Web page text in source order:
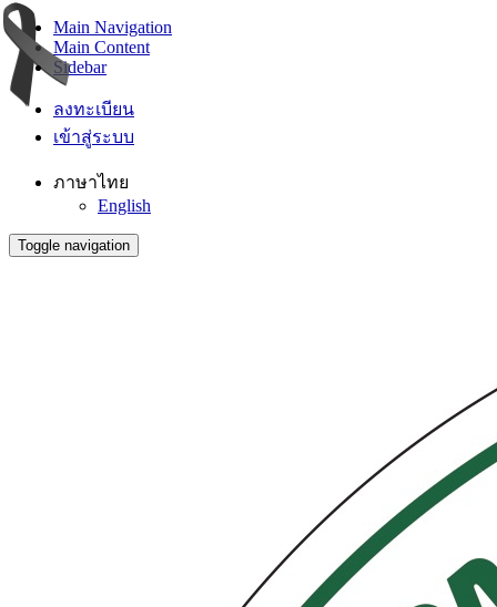
Main Navigation
Main Content
Sidebar
ลงทะเบียน
เข้าสู่ระบบ
ภาษาไทย
English
Toggle navigation